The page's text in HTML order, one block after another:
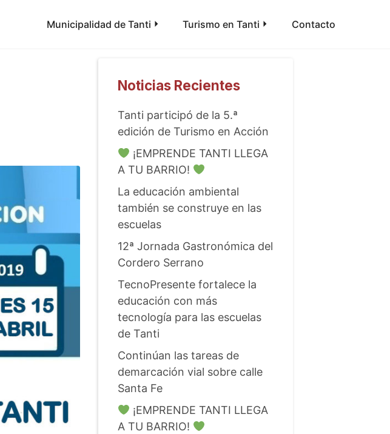
Municipalidad de Tanti Turismo en Tanti Contacto
Noticias Recientes
Tanti participó de la 5.ª
edición de Turismo en Acción
¡EMPRENDE TANTI LLEGA
A TU BARRIO!
La educación ambiental
también se construye en las
escuelas
12ª Jornada Gastronómica del
Cordero Serrano
TecnoPresente fortalece la
educación con más
tecnología para las escuelas
de Tanti
Continúan las tareas de
demarcación vial sobre calle
Santa Fe
¡EMPRENDE TANTI LLEGA
A TU BARRIO!